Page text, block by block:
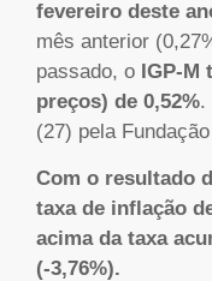
fevereiro deste
mês anterior
passado, o IGP-M
preços) de 0,52%.
(27) pela
Com o resultado
taxa de inflação
acima da taxa
(-3,76%).